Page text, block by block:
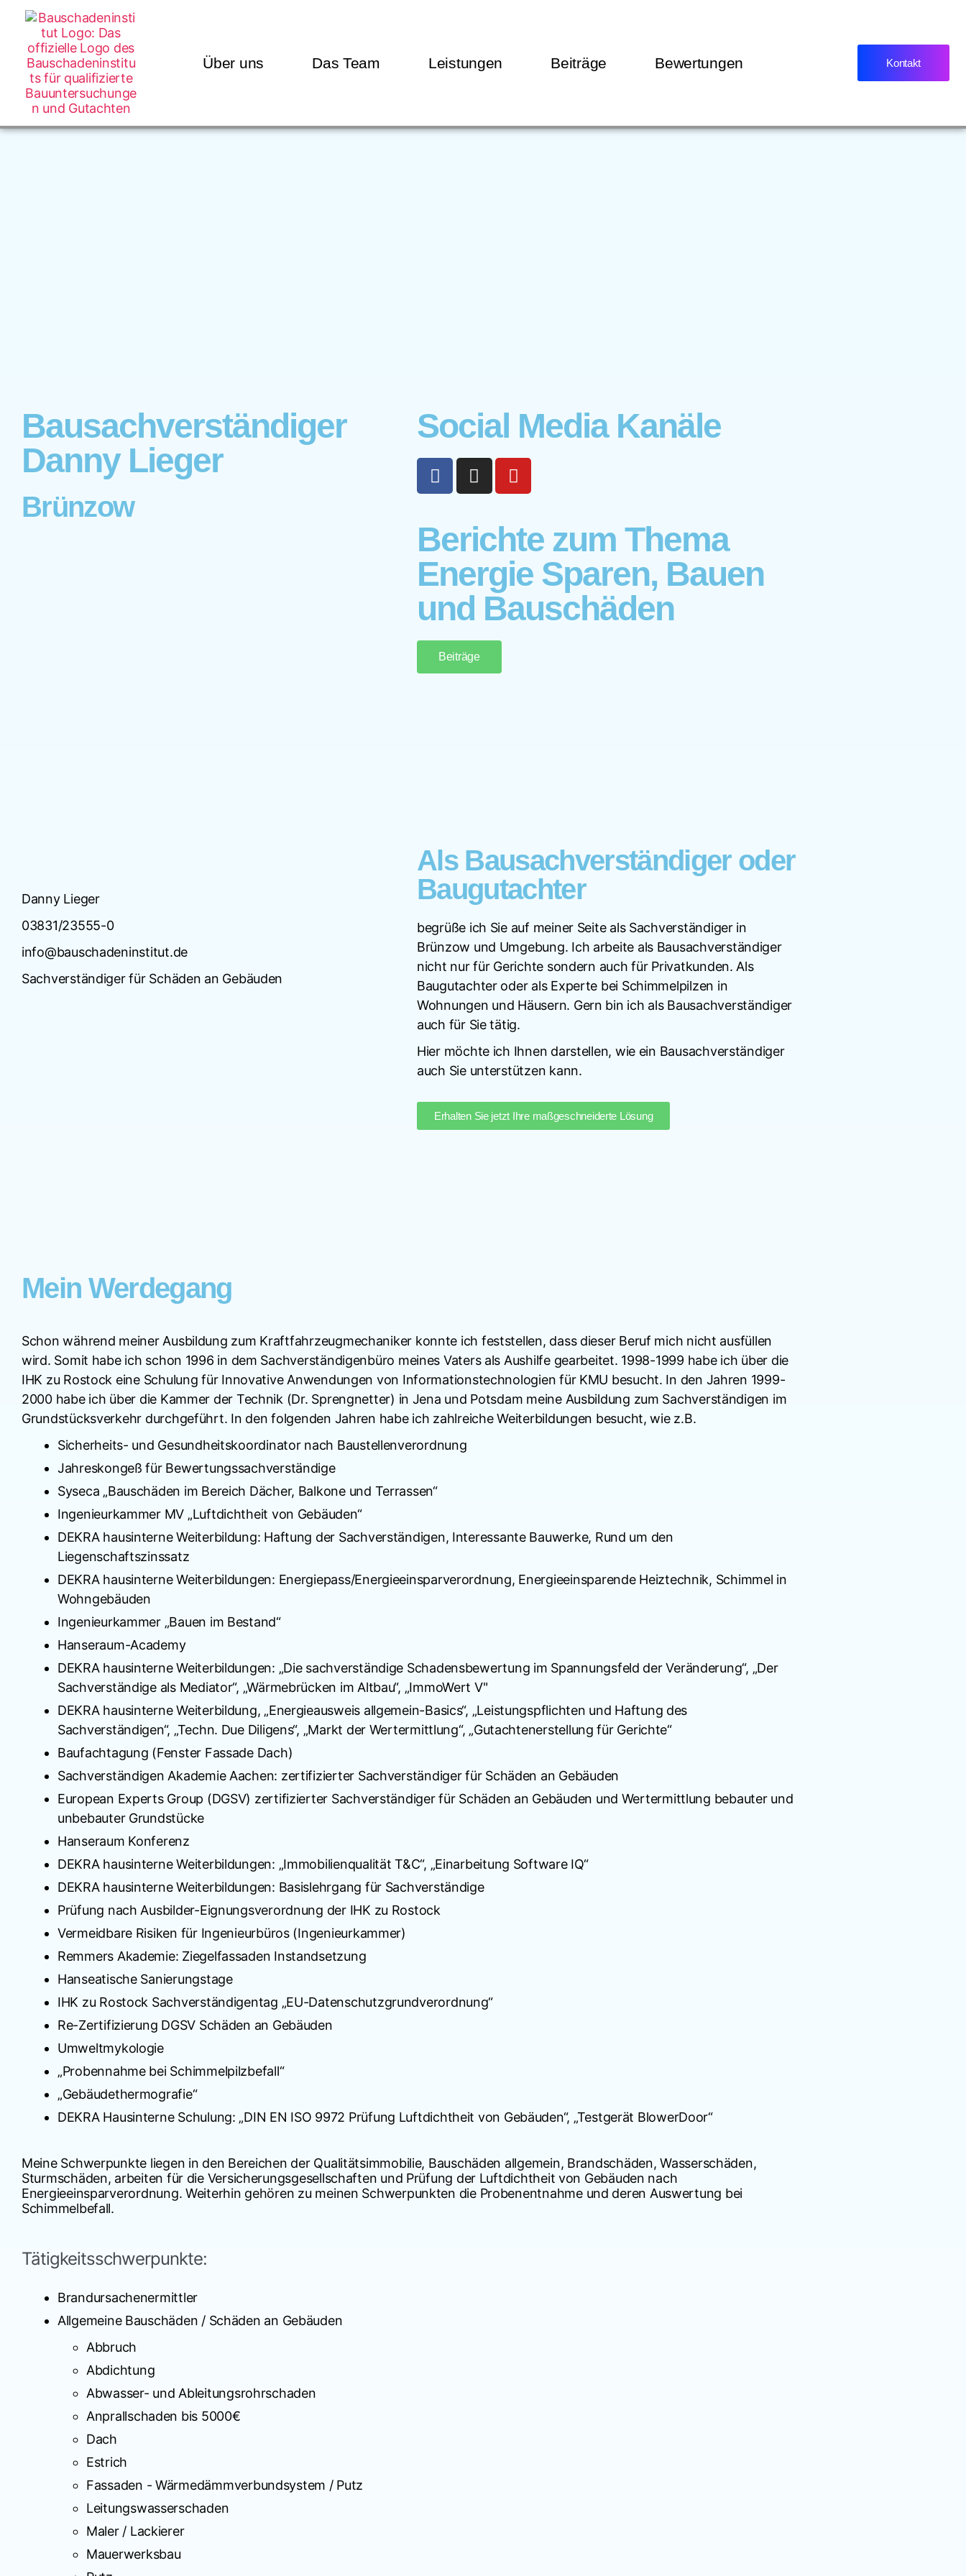
Über uns Das Team Leistungen Beiträge Bewertungen Kontakt
Bausachverständiger
Danny Lieger
Brünzow
Social Media Kanäle
Berichte zum Thema
Energie Sparen, Bauen
und Bauschäden
Beiträge
Danny Lieger
03831/23555-0
info@bauschadeninstitut.de
Sachverständiger für Schäden an Gebäuden
Als Bausachverständiger oder
Baugutachter
begrüße ich Sie auf meiner Seite als Sachverständiger in
Brünzow und Umgebung. Ich arbeite als Bausachverständiger
nicht nur für Gerichte sondern auch für Privatkunden. Als
Baugutachter oder als Experte bei Schimmelpilzen in
Wohnungen und Häusern. Gern bin ich als Bausachverständiger
auch für Sie tätig.
Hier möchte ich Ihnen darstellen, wie ein Bausachverständiger
auch Sie unterstützen kann.
Erhalten Sie jetzt Ihre maßgeschneiderte Lösung
Mein Werdegang
Schon während meiner Ausbildung zum Kraftfahrzeugmechaniker konnte ich feststellen, dass dieser Beruf mich nicht ausfüllen
wird. Somit habe ich schon 1996 in dem Sachverständigenbüro meines Vaters als Aushilfe gearbeitet. 1998-1999 habe ich über die
IHK zu Rostock eine Schulung für Innovative Anwendungen von Informationstechnologien für KMU besucht. In den Jahren 1999-
2000 habe ich über die Kammer der Technik (Dr. Sprengnetter) in Jena und Potsdam meine Ausbildung zum Sachverständigen im
Grundstücksverkehr durchgeführt. In den folgenden Jahren habe ich zahlreiche Weiterbildungen besucht, wie z.B.
Sicherheits- und Gesundheitskoordinator nach Baustellenverordnung
Jahreskongeß für Bewertungssachverständige
Syseca „Bauschäden im Bereich Dächer, Balkone und Terrassen“
Ingenieurkammer MV „Luftdichtheit von Gebäuden“
DEKRA hausinterne Weiterbildung: Haftung der Sachverständigen, Interessante Bauwerke, Rund um den
Liegenschaftszinssatz
DEKRA hausinterne Weiterbildungen: Energiepass/Energieeinsparverordnung, Energieeinsparende Heiztechnik, Schimmel in
Wohngebäuden
Ingenieurkammer „Bauen im Bestand“
Hanseraum-Academy
DEKRA hausinterne Weiterbildungen: „Die sachverständige Schadensbewertung im Spannungsfeld der Veränderung“, „Der
Sachverständige als Mediator“, „Wärmebrücken im Altbau“, „ImmoWert V"
DEKRA hausinterne Weiterbildung, „Energieausweis allgemein-Basics“, „Leistungspflichten und Haftung des
Sachverständigen“, „Techn. Due Diligens“, „Markt der Wertermittlung“, „Gutachtenerstellung für Gerichte“
Baufachtagung (Fenster Fassade Dach)
Sachverständigen Akademie Aachen: zertifizierter Sachverständiger für Schäden an Gebäuden
European Experts Group (DGSV) zertifizierter Sachverständiger für Schäden an Gebäuden und Wertermittlung bebauter und
unbebauter Grundstücke
Hanseraum Konferenz
DEKRA hausinterne Weiterbildungen: „Immobilienqualität T&C“, „Einarbeitung Software IQ“
DEKRA hausinterne Weiterbildungen: Basislehrgang für Sachverständige
Prüfung nach Ausbilder-Eignungsverordnung der IHK zu Rostock
Vermeidbare Risiken für Ingenieurbüros (Ingenieurkammer)
Remmers Akademie: Ziegelfassaden Instandsetzung
Hanseatische Sanierungstage
IHK zu Rostock Sachverständigentag „EU-Datenschutzgrundverordnung“
Re-Zertifizierung DGSV Schäden an Gebäuden
Umweltmykologie
„Probennahme bei Schimmelpilzbefall“
„Gebäudethermografie“
DEKRA Hausinterne Schulung: „DIN EN ISO 9972 Prüfung Luftdichtheit von Gebäuden“, „Testgerät BlowerDoor“
Meine Schwerpunkte liegen in den Bereichen der Qualitätsimmobilie, Bauschäden allgemein, Brandschäden, Wasserschäden,
Sturmschäden, arbeiten für die Versicherungsgesellschaften und Prüfung der Luftdichtheit von Gebäuden nach
Energieeinsparverordnung. Weiterhin gehören zu meinen Schwerpunkten die Probenentnahme und deren Auswertung bei
Schimmelbefall.
Tätigkeitsschwerpunkte:
Brandursachenermittler
Allgemeine Bauschäden / Schäden an Gebäuden
Abbruch
Abdichtung
Abwasser- und Ableitungsrohrschaden
Anprallschaden bis 5000€
Dach
Estrich
Fassaden - Wärmedämmverbundsystem / Putz
Leitungswasserschaden
Maler / Lackierer
Mauerwerksbau